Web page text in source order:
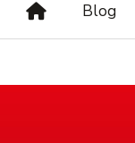
Blog